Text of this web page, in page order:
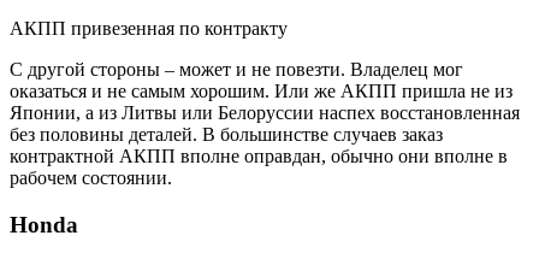
АКПП привезенная по контракту
С другой стороны – может и не повезти. Владелец мог
оказаться и не самым хорошим. Или же АКПП пришла не из
Японии, а из Литвы или Белоруссии наспех восстановленная
без половины деталей. В большинстве случаев заказ
контрактной АКПП вполне оправдан, обычно они вполне в
рабочем состоянии.
Honda